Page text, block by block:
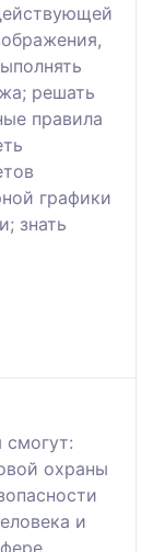
решать
правила
графики
знать
охраны
и